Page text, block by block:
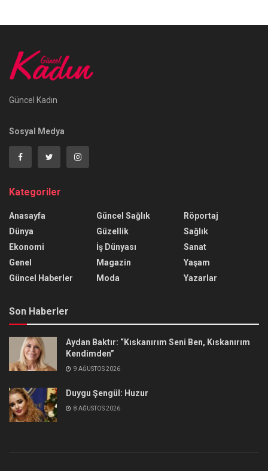
Güncel Kadın
Sosyal Medya
Kategoriler
Anasayfa
Dünya
Ekonomi
Genel
Güncel Haberler
Güncel Sağlık
Güzellik
İş Dünyası
Magazin
Moda
Röportaj
Sağlık
Sanat
Yaşam
Yazarlar
Son Haberler
Aydan Baktır: “Kıskanırım Seni Ben, Kıskanırım
Kendimden”
9 AĞUSTOS 2026
Duygu Şengül: Huzur
8 AĞUSTOS 2026